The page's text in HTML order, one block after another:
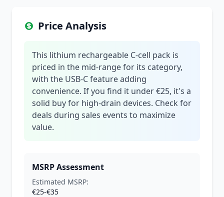
Price Analysis
This lithium rechargeable C-cell pack is
priced in the mid-range for its category,
with the USB-C feature adding
convenience. If you find it under €25, it's a
solid buy for high-drain devices. Check for
deals during sales events to maximize
value.
MSRP Assessment
Estimated MSRP:
€25-€35